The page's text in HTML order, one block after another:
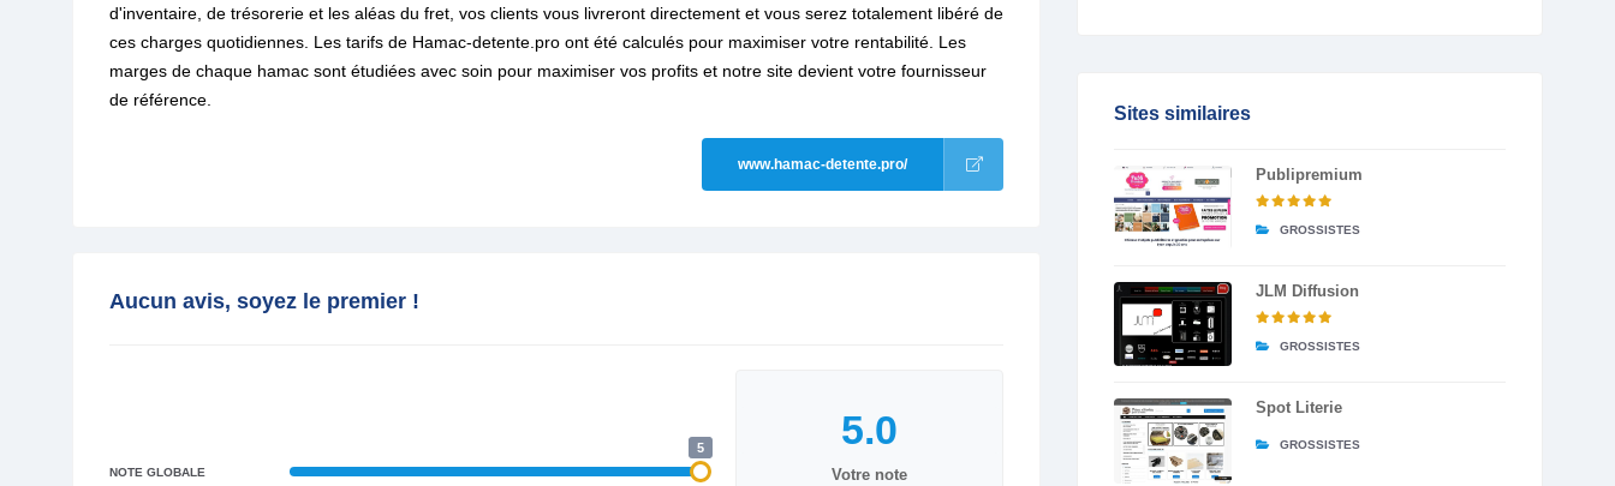
d'inventaire, de trésorerie et les aléas du fret, vos clients vous livreront directement et vous serez totalement libéré de
ces charges quotidiennes. Les tarifs de Hamac-detente.pro ont été calculés pour maximiser votre rentabilité. Les
marges de chaque hamac sont étudiées avec soin pour maximiser vos profits et notre site devient votre fournisseur
de référence.
www.hamac-detente.pro/
Aucun avis, soyez le premier !
NOTE GLOBALE
5
Votre note
Sites similaires
Publipremium
GROSSISTES
JLM Diffusion
GROSSISTES
Spot Literie
GROSSISTES